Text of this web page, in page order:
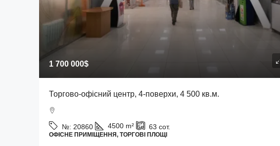
1 700 000$
Торгово-офісний центр, 4-поверхи, 4 500 кв.м.
№: 20860 4500 m² 63 сот.
ОФІСНЕ ПРИМІЩЕННЯ, ТОРГОВІ ПЛОЩІ